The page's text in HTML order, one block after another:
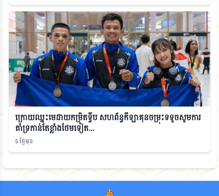
ក្រោយឈ្នះមេដាយកម្រិតទ្វីប សហព័ន្ធកីឡាគុនចម្រុះទទូចសូមការ
គាំទ្រកាន់តែខ្លាំងថែមទៀត...
5 ថ្ងៃមុន